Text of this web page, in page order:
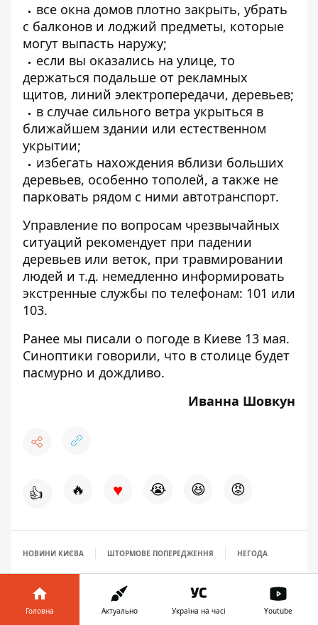
все окна домов плотно закрыть, убрать
с балконов и лоджий предметы, которые
могут выпасть наружу;
если вы оказались на улице, то
держаться подальше от рекламных
щитов, линий электропередачи, деревьев;
в случае сильного ветра укрыться в
ближайшем здании или естественном
укрытии;
избегать нахождения вблизи больших
деревьев, особенно тополей, а также не
парковать рядом с ними автотранспорт.
Управление по вопросам чрезвычайных
ситуаций рекомендует при падении
деревьев или веток, при травмировании
людей и т.д. немедленно информировать
экстренные службы по телефонам: 101 или
103.
Ранее мы писали о погоде в Киеве 13 мая.
Синоптики говорили, что в столице будет
пасмурно и дождливо.
Иванна Шовкун
👍 🔥 ♥ 😭 😆 😡
НОВИНИ КИЄВА ШТОРМОВЕ ПОПЕРЕДЖЕННЯ НЕГОДА
12:46, 13 травня 2018
Головна Актуально Україна на часі Youtube